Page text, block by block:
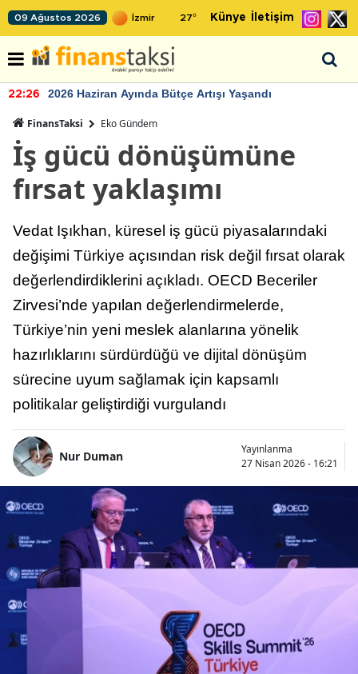
09 Ağustos 2026 27° Künye İletişim
22:26 2026 Haziran Ayında Bütçe Artışı Yaşandı
FinansTaksi Eko Gündem
İş gücü dönüşümüne
fırsat yaklaşımı
Vedat Işıkhan, küresel iş gücü piyasalarındaki
değişimi Türkiye açısından risk değil fırsat olarak
değerlendirdiklerini açıkladı. OECD Beceriler
Zirvesi’nde yapılan değerlendirmelerde,
Türkiye’nin yeni meslek alanlarına yönelik
hazırlıklarını sürdürdüğü ve dijital dönüşüm
sürecine uyum sağlamak için kapsamlı
politikalar geliştirdiği vurgulandı
Nur Duman
Yayınlanma
27 Nisan 2026 - 16:21